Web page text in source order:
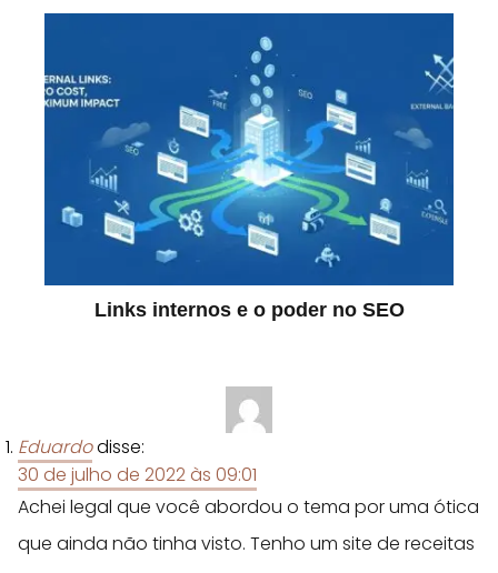
Links internos e o poder no SEO
Eduardodisse:
30 de julho de 2022 às 09:01
Achei legal que você abordou o tema por uma ótica
que ainda não tinha visto. Tenho um site de receitas